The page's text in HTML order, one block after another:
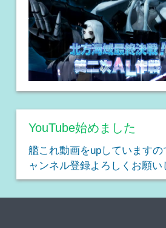
YouTube始めました
艦これ動画をupしています
ャンネル登録よろしくお願い